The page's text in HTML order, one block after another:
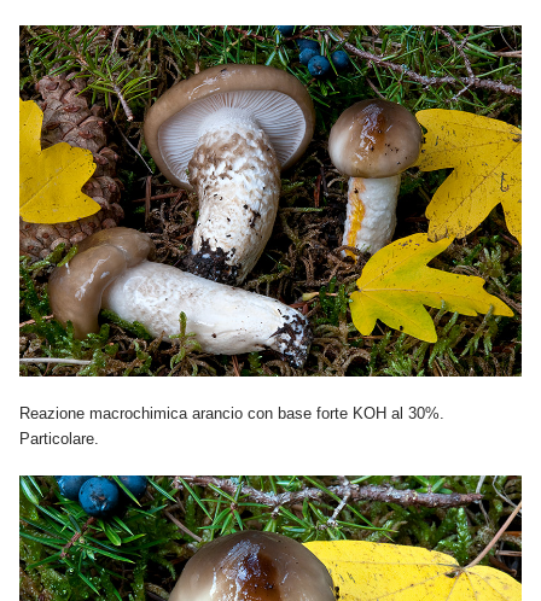
Reazione macrochimica arancio con base forte KOH al 30%.
Particolare.